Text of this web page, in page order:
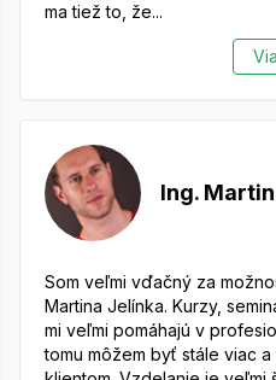
ma tiež to, že...
Ing.
Som veľmi vďačný za
Martina Jelínka. Kurzy,
mi veľmi pomáhajú v
tomu môžem byť stále viac